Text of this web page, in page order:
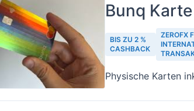
Bunq Karte
BIS ZU 2 %
CASHBACK
ZEROFX
Physische Karten